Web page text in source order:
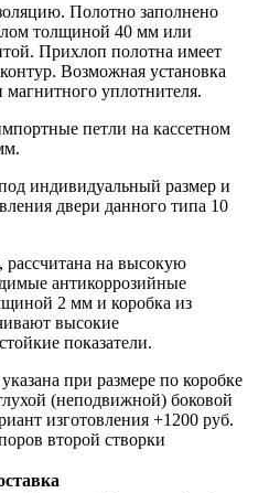
Полотно заполнено
толщиной 40 мм или
Прихлоп полотна имеет
Возможная установка
магнитного уплотнителя.
петли на кассетном
индивидуальный размер и
двери данного типа 10
рассчитана на высокую
антикоррозийные
2 мм и коробка из
высокие
показатели.
при размере по коробке
(неподвижной) боковой
изготовления +1200 руб.
второй створки